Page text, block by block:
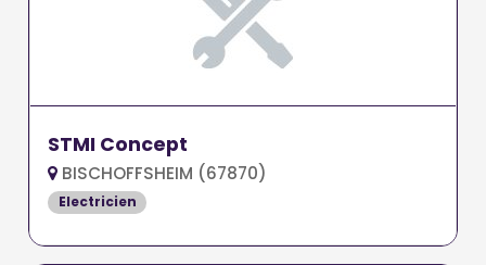
STMI Concept
BISCHOFFSHEIM (67870)
Electricien